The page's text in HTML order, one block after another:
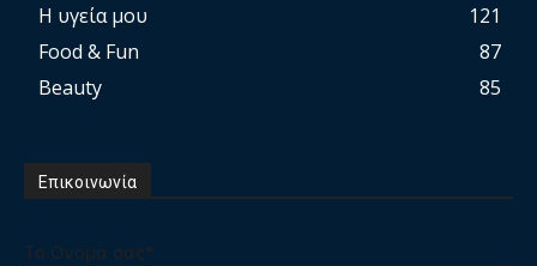
Η υγεία μου
121
Food & Fun
87
Beauty
85
Επικοινωνία
Το Ονομα σας*